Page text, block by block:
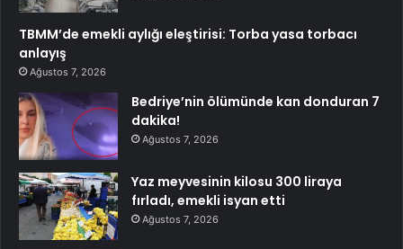
TBMM’de emekli aylığı eleştirisi: Torba yasa torbacı
anlayış
Ağustos 7, 2026
Bedriye’nin ölümünde kan donduran 7
dakika!
Ağustos 7, 2026
Yaz meyvesinin kilosu 300 liraya
fırladı, emekli isyan etti
Ağustos 7, 2026